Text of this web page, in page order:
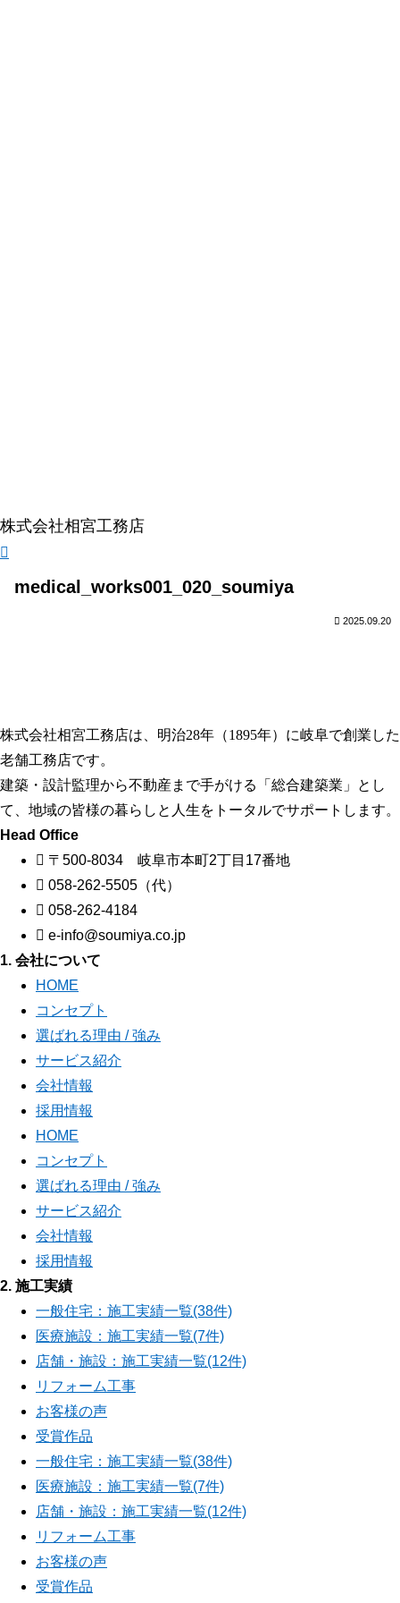
株式会社相宮工務店
medical_works001_020_soumiya
2025.09.20
株式会社相宮工務店は、 明治28年（1895年）に岐阜で創業した
老舗工務店です。
建築・設計監理から不動産まで手がける「総合建築業」とし
て、地域の皆様の暮らしと人生をトータルでサポートします。
Head Office
〒500-8034 岐阜市本町2丁目17番地
058-262-5505（代）
058-262-4184
e-info@soumiya.co.jp
1. 会社について
HOME
コンセプト
選ばれる理由 / 強み
サービス紹介
会社情報
採用情報
HOME
コンセプト
選ばれる理由 / 強み
サービス紹介
会社情報
採用情報
2. 施工実績
一般住宅：施工実績一覧(38件)
医療施設：施工実績一覧(7件)
店舗・施設：施工実績一覧(12件)
リフォーム工事
お客様の声
受賞作品
一般住宅：施工実績一覧(38件)
医療施設：施工実績一覧(7件)
店舗・施設：施工実績一覧(12件)
リフォーム工事
お客様の声
受賞作品